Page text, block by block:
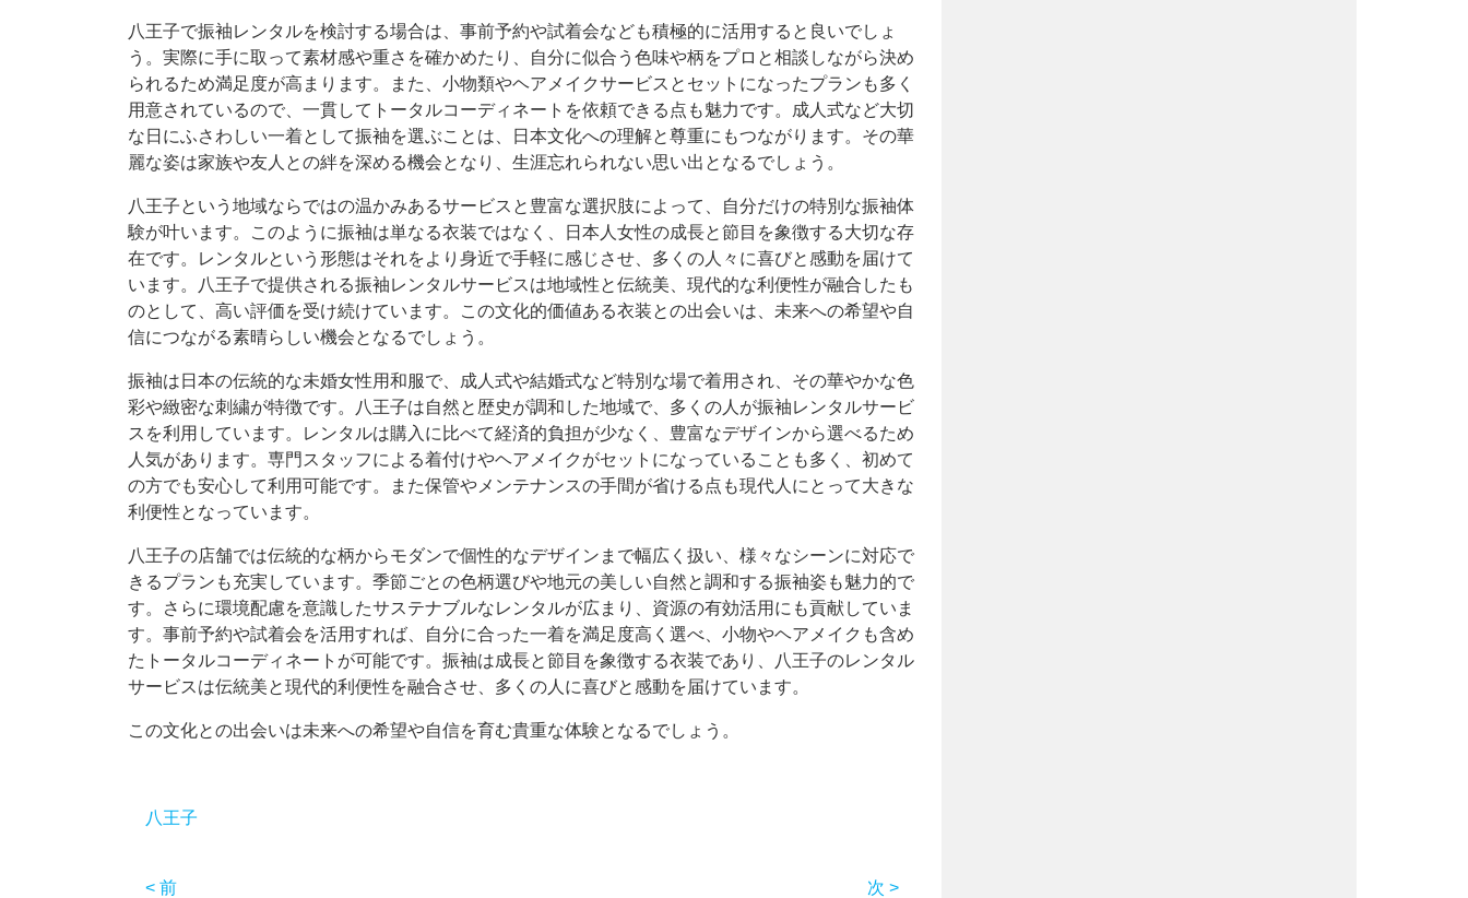
八王子で振袖レンタルを検討する場合は、事前予約や試着会なども積極的に活用すると良いでしょ
う。実際に手に取って素材感や重さを確かめたり、自分に似合う色味や柄をプロと相談しながら決め
られるため満足度が高まります。また、小物類やヘアメイクサービスとセットになったプランも多く
用意されているので、一貫してトータルコーディネートを依頼できる点も魅力です。成人式など大切
な日にふさわしい一着として振袖を選ぶことは、日本文化への理解と尊重にもつながります。その華
麗な姿は家族や友人との絆を深める機会となり、生涯忘れられない思い出となるでしょう。
八王子という地域ならではの温かみあるサービスと豊富な選択肢によって、自分だけの特別な振袖体
験が叶います。このように振袖は単なる衣装ではなく、日本人女性の成長と節目を象徴する大切な存
在です。レンタルという形態はそれをより身近で手軽に感じさせ、多くの人々に喜びと感動を届けて
います。八王子で提供される振袖レンタルサービスは地域性と伝統美、現代的な利便性が融合したも
のとして、高い評価を受け続けています。この文化的価値ある衣装との出会いは、未来への希望や自
信につながる素晴らしい機会となるでしょう。
振袖は日本の伝統的な未婚女性用和服で、成人式や結婚式など特別な場で着用され、その華やかな色
彩や緻密な刺繍が特徴です。八王子は自然と歴史が調和した地域で、多くの人が振袖レンタルサービ
スを利用しています。レンタルは購入に比べて経済的負担が少なく、豊富なデザインから選べるため
人気があります。専門スタッフによる着付けやヘアメイクがセットになっていることも多く、初めて
の方でも安心して利用可能です。また保管やメンテナンスの手間が省ける点も現代人にとって大きな
利便性となっています。
八王子の店舗では伝統的な柄からモダンで個性的なデザインまで幅広く扱い、様々なシーンに対応で
きるプランも充実しています。季節ごとの色柄選びや地元の美しい自然と調和する振袖姿も魅力的で
す。さらに環境配慮を意識したサステナブルなレンタルが広まり、資源の有効活用にも貢献していま
す。事前予約や試着会を活用すれば、自分に合った一着を満足度高く選べ、小物やヘアメイクも含め
たトータルコーディネートが可能です。振袖は成長と節目を象徴する衣装であり、八王子のレンタル
サービスは伝統美と現代的利便性を融合させ、多くの人に喜びと感動を届けています。
この文化との出会いは未来への希望や自信を育む貴重な体験となるでしょう。
八王子
< 前 次 >